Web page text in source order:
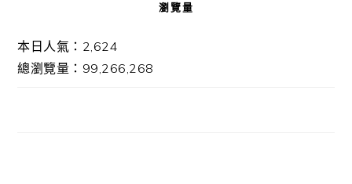
瀏覽量
本日人氣：2,624
總瀏覽量：99,266,268